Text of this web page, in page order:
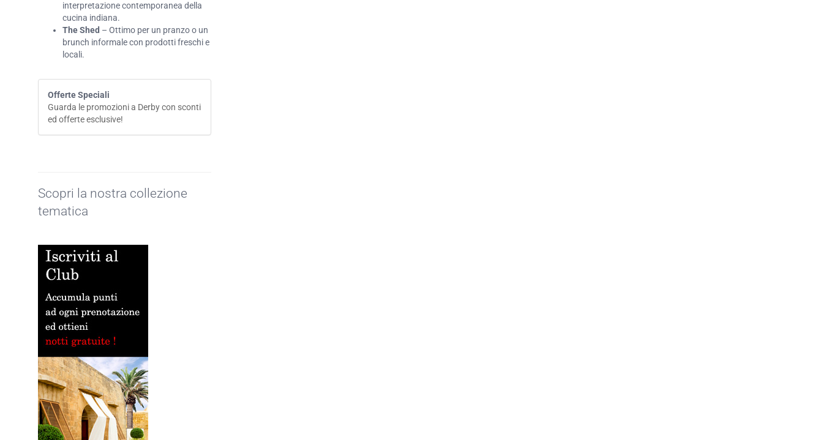
interpretazione contemporanea della
cucina indiana.
The Shed – Ottimo per un pranzo o un
brunch informale con prodotti freschi e
locali.
Offerte Speciali
Guarda le promozioni a Derby con sconti
ed offerte esclusive!
Scopri la nostra collezione
tematica